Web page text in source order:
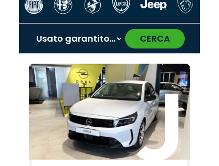
CERCA
Promo
Fiat
Promo
Hyundai
Promo
Peugeot
Promo
Citroën
Promo
Alfa
Romeo
Promo
Jaecoo
Promo
Jeep
Promo
Land
Rover
Promo
Omoda
Promo
Opel
Promo
Lancia
Promo
Cupra
Promo
Mazda
Promo
Abarth
Promo
Seat
‹ ›